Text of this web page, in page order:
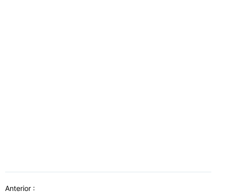
Anterior :